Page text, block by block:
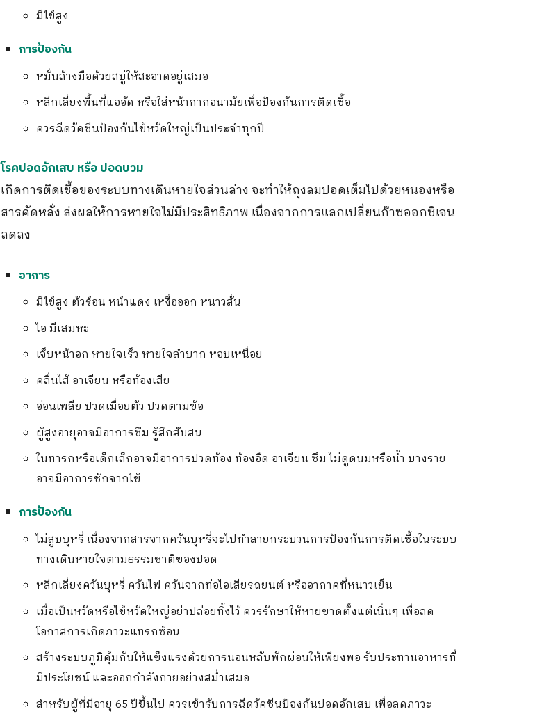
มีไข้สูง
การป้องกัน
หมั่นล้างมือด้วยสบู่ให้สะอาดอยู่เสมอ
หลีกเลี่ยงพื้นที่แออัด หรือใส่หน้ากากอนามัยเพื่อป้องกันการติดเชื้อ
ควรฉีดวัคซีนป้องกันไข้หวัดใหญ่เป็นประจำทุกปี
โรคปอดอักเสบ หรือ ปอดบวม
เกิดการติดเชื้อของระบบทางเดินหายใจส่วนล่าง จะทำให้ถุงลมปอดเต็มไปด้วยหนองหรือ
สารคัดหลั่ง ส่งผลให้การหายใจไม่มีประสิทธิภาพ เนื่องจากการแลกเปลี่ยนก๊าซออกซิเจน
ลดลง
อาการ
มีไข้สูง ตัวร้อน หน้าแดง เหงื่อออก หนาวสั่น
ไอ มีเสมหะ
เจ็บหน้าอก หายใจเร็ว หายใจลำบาก หอบเหนื่อย
คลื่นไส้ อาเจียน หรือท้องเสีย
อ่อนเพลีย ปวดเมื่อยตัว ปวดตามข้อ
ผู้สูงอายุอาจมีอาการซึม รู้สึกสับสน
ในทารกหรือเด็กเล็กอาจมีอาการปวดท้อง ท้องอืด อาเจียน ซึม ไม่ดูดนมหรือน้ำ บางราย
อาจมีอาการชักจากไข้
การป้องกัน
ไม่สูบบุหรี่ เนื่องจากสารจากควันบุหรี่จะไปทำลายกระบวนการป้องกันการติดเชื้อในระบบ
ทางเดินหายใจตามธรรมชาติของปอด
หลีกเลี่ยงควันบุหรี่ ควันไฟ ควันจากท่อไอเสียรถยนต์ หรืออากาศที่หนาวเย็น
เมื่อเป็นหวัดหรือไข้หวัดใหญ่อย่าปล่อยทิ้งไว้ ควรรักษาให้หายขาดตั้งแต่เนิ่นๆ เพื่อลด
โอกาสการเกิดภาวะแทรกซ้อน
สร้างระบบภูมิคุ้มกันให้แข็งแรงด้วยการนอนหลับพักผ่อนให้เพียงพอ รับประทานอาหารที่
มีประโยชน์ และออกกำลังกายอย่างสม่ำเสมอ
สำหรับผู้ที่มีอายุ 65 ปีขึ้นไป ควรเข้ารับการฉีดวัคซีนป้องกันปอดอักเสบ เพื่อลดภาวะ